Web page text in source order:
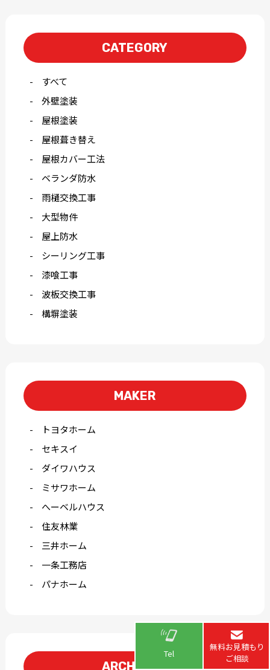
無料お見積もり
ご相談
Tel
CATEGORY
すべて
外壁塗装
屋根塗装
屋根葺き替え
屋根カバー工法
ベランダ防水
雨樋交換工事
大型物件
屋上防水
シーリング工事
漆喰工事
波板交換工事
構塀塗装
MAKER
トヨタホーム
セキスイ
ダイワハウス
ミサワホーム
へーベルハウス
住友林業
三井ホーム
一条工務店
パナホーム
ARCHIVE▲